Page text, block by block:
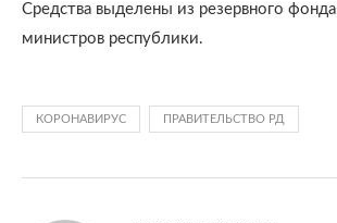
Средства выделены из резервного
министров республики.
КОРОНАВИРУС ПРАВИТЕЛЬСТВО РД